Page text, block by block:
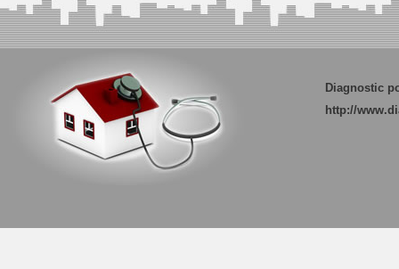
Diagnostic
http://